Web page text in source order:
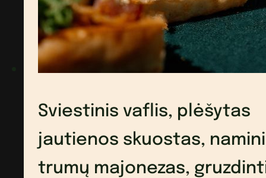
acto
perlai,
mikrožalumynai
Sviestinis vaflis, plėšytas
jautienos skuostas,
trumų majonezas,